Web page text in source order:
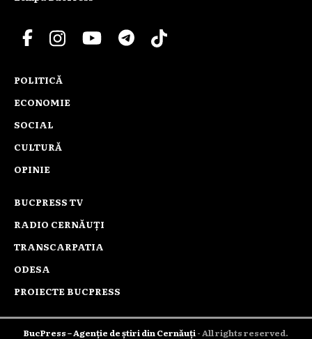
POLITICĂ
ECONOMIE
SOCIAL
CULTURĂ
OPINIE
BUCPRESS TV
RADIO CERNĂUȚI
TRANSCARPATIA
ODESA
PROIECTE BUCPRESS
BucPress – Agenție de știri din Cernăuți- All rights reserved.